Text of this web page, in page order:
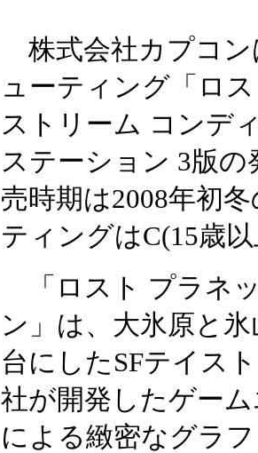
株式会社カプコン
ューティング「ロ
ストリーム コンデ
ステーション 3版
売時期は2008年初
ティングはC(15歳
「ロスト プラネ
ン」は、大氷原と
台にしたSFテイス
社が開発したゲー
による緻密なグラ